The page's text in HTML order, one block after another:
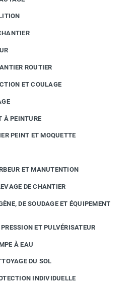
ROUTIER
ET COULAGE
À PEINTURE
PEINT ET MOQUETTE
ET MANUTENTION
DE CHANTIER
DE SOUDAGE ET ÉQUIPEMENT
ET PULVÉRISATEUR
À EAU
DU SOL
INDIVIDUELLE